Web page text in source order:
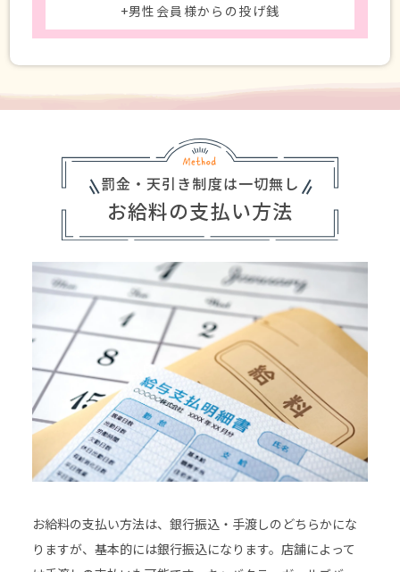
+男性会員様からの投げ銭
罰金・天引き制度は一切無し
お給料の支払い方法
お給料の支払い方法は、銀行振込・手渡しのどちらかにな
りますが、基本的には銀行振込になります。店舗によって